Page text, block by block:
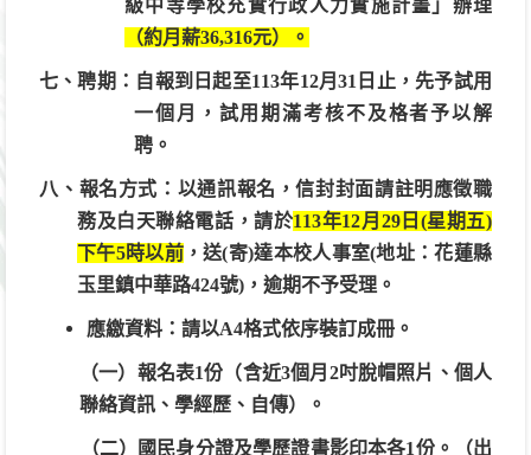
級中等學校充實行政人力實施計畫」辦理
（約月薪36,316元）。
七 、聘期：自報到日起至113年12月31日止，先予試用
一個月，試用期滿考核不及格者予以解
聘。
八 、報名方式：以通訊報名，信封封面請註明應徵職
務及白天聯絡電話，請於113年12月29日(星期五)
下午5時以前，送(寄)達本校人事室(地址：花蓮縣
玉里鎮中華路424號)，逾期不予受理。
應繳資料：請以A4格式依序裝訂成冊。
（一）報名表1份（含近3個月2吋脫帽照片、個人
聯絡資訊、學經歷、自傳）。
（二）國民身分證及學歷證書影印本各1份。（出